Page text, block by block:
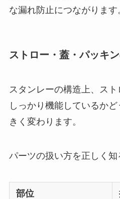
な漏れ防止につながります
ストロー・蓋・パッキ
スタンレーの構造上、ス
しっかり機能しているか
きく変わります。
パーツの扱い方を正しく知
部位